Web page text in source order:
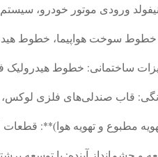
ورودی موتور خودرو،
سوخت هواپیما، خطوط
ساختمانی: خطوط هیدرولیک
قاب صندلی‌های فلزی لوکس،